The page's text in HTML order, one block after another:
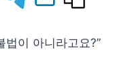
법이 아니라고요?”